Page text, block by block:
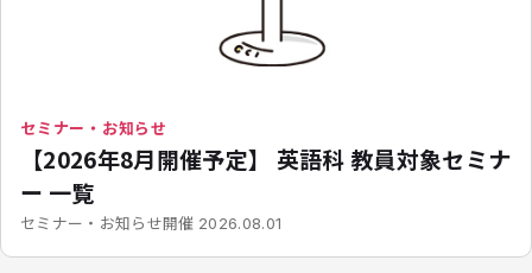
セミナー・お知らせ
【2026年8月開催予定】 英語科 教員対象セミナ
ー 一覧
セミナー・お知らせ開催 2026.08.01